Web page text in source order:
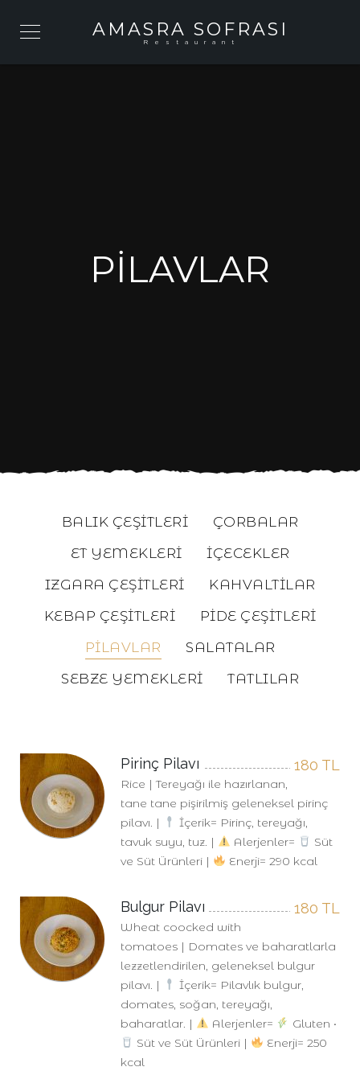
AMASRA SOFRASI
Restaurant
PILAVLAR
BALIK ÇEŞITLERI
ÇORBALAR
ET YEMEKLERI
İÇECEKLER
IZGARA ÇEŞITLERI
KAHVALTILAR
KEBAP ÇEŞITLERI
PIDE ÇEŞITLERI
PILAVLAR
SALATALAR
SEBZE YEMEKLERI
TATLILAR
180 TL
Pirinç Pilavı
Rice | Tereyağı ile hazırlanan,
tane tane pişirilmiş geleneksel pirinç
pilavı. |
İçerik= Pirinç, tereyağı,
tavuk suyu, tuz. |
Alerjenler=
Süt
ve Süt Ürünleri |
Enerji= 290 kcal
180 TL
Bulgur Pilavı
Wheat coocked with
tomatoes | Domates ve baharatlarla
lezzetlendirilen, geleneksel bulgur
pilavı. |
İçerik= Pilavlık bulgur,
domates, soğan, tereyağı,
baharatlar. |
Alerjenler=
Gluten •
Süt ve Süt Ürünleri |
Enerji= 250
kcal